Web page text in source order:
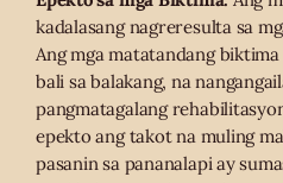
kadalasang nagreresulta sa
Ang mga matatandang
bali sa balakang, na
pangmatagalang
epekto ang takot na muling
pasanin sa pananalapi ay